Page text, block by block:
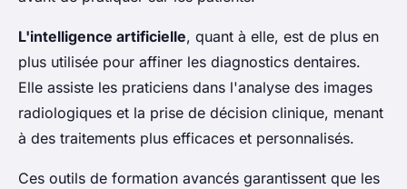
L'intelligence artificielle, quant à elle, est de plus en
plus utilisée pour affiner les diagnostics dentaires.
Elle assiste les praticiens dans l'analyse des images
radiologiques et la prise de décision clinique, menant
à des traitements plus efficaces et personnalisés.
Ces outils de formation avancés garantissent que les